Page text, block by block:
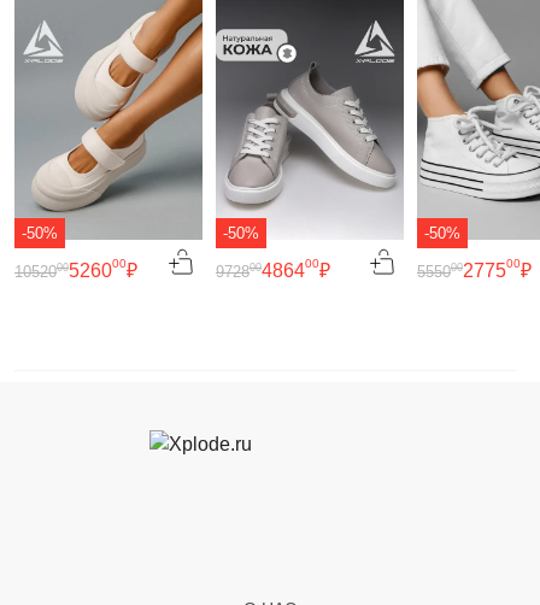
-50%
526000₽
1052000
-50%
486400₽
972800
-50%
277500₽
555000